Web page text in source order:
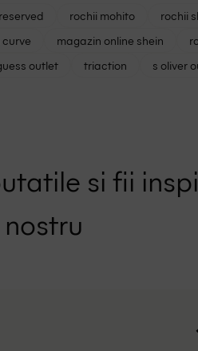
reserved rochii mohito rochii
curve magazin online shein
outlet
triaction s oliver
si fii